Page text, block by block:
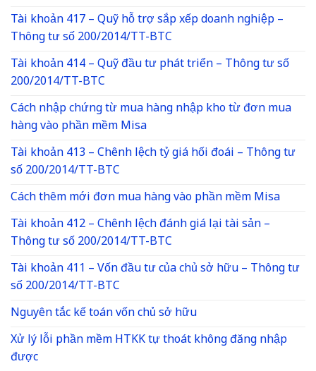
Tài khoản 417 – Quỹ hỗ trợ sắp xếp doanh nghiệp –
Thông tư số 200/2014/TT-BTC
Tài khoản 414 – Quỹ đầu tư phát triển – Thông tư số
200/2014/TT-BTC
Cách nhập chứng từ mua hàng nhập kho từ đơn mua
hàng vào phần mềm Misa
Tài khoản 413 – Chênh lệch tỷ giá hối đoái – Thông tư
số 200/2014/TT-BTC
Cách thêm mới đơn mua hàng vào phần mềm Misa
Tài khoản 412 – Chênh lệch đánh giá lại tài sản –
Thông tư số 200/2014/TT-BTC
Tài khoản 411 – Vốn đầu tư của chủ sở hữu – Thông tư
số 200/2014/TT-BTC
Nguyên tắc kế toán vốn chủ sở hữu
Xử lý lỗi phần mềm HTKK tự thoát không đăng nhập
được